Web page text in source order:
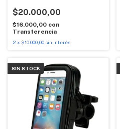
$20.000,00
$16.000,00 con
Transferencia
2 x $10.000,00 sin interés
SIN STOCK